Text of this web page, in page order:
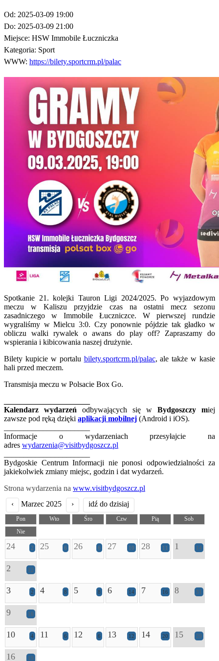
Od: 2025-03-09 19:00
Do: 2025-03-09 21:00
Miejsce: HSW Immobile Łuczniczka
Kategoria: Sport
WWW: https://bilety.sportcrm.pl/palac
Spotkanie 21. kolejki Tauron Ligi 2024/2025. Po wyjazdowym
meczu w Kaliszu przyjdzie czas na ostatni mecz sezonu
zasadniczego w Immobile Łuczniczce. W pierwszej rundzie
wygraliśmy w Mielcu 3:0. Czy ponownie pójdzie tak gładko w
obliczu walki rywalek o awans do play off? Zapraszamy do
wspierania i kibicowania naszej drużynie.
Bilety kupicie w portalu bilety.sportcrm.pl/palac, ale także w kasie
hali przed meczem.
Transmisja meczu w Polsacie Box Go.
Kalendarz wydarzeń odbywających się w Bydgoszczy miej
zawsze pod ręką dzięki aplikacji mobilnej (Android i iOS).
Informacje o wydarzeniach przesyłajcie na
adres wydarzenia@visitbydgoszcz.pl
Bydgoskie Centrum Informacji nie ponosi odpowiedzialności za
jakiekolwiek zmiany miejsc, godzin i dat wydarzeń.
Strona wydarzenia na www.visitbydgoszcz.pl
‹
Marzec 2025 › idź do dzisiaj
Pon Wto Śro Czw Pią
Sob
Nie
24 2 25 6 26 6 27 10 28 11 1 14
2 12
3 2 4 8 5 8 6 14 7 16 8 31
9 16
10 4 11 6 12 6 13 12 14 20 15 29
16 19